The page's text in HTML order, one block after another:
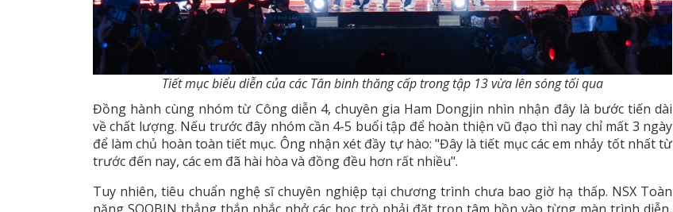
Tiết mục biểu diễn của các Tân binh thăng cấp trong tập 13 vừa lên sóng tối qua
Đồng hành cùng nhóm từ Công diễn 4, chuyên gia Ham Dongjin nhìn nhận đây là bước tiến dài
về chất lượng. Nếu trước đây nhóm cần 4-5 buổi tập để hoàn thiện vũ đạo thì nay chỉ mất 3 ngày
để làm chủ hoàn toàn tiết mục. Ông nhận xét đầy tự hào: "Đây là tiết mục các em nhảy tốt nhất từ
trước đến nay, các em đã hài hòa và đồng đều hơn rất nhiều".
Tuy nhiên, tiêu chuẩn nghệ sĩ chuyên nghiệp tại chương trình chưa bao giờ hạ thấp. NSX Toàn